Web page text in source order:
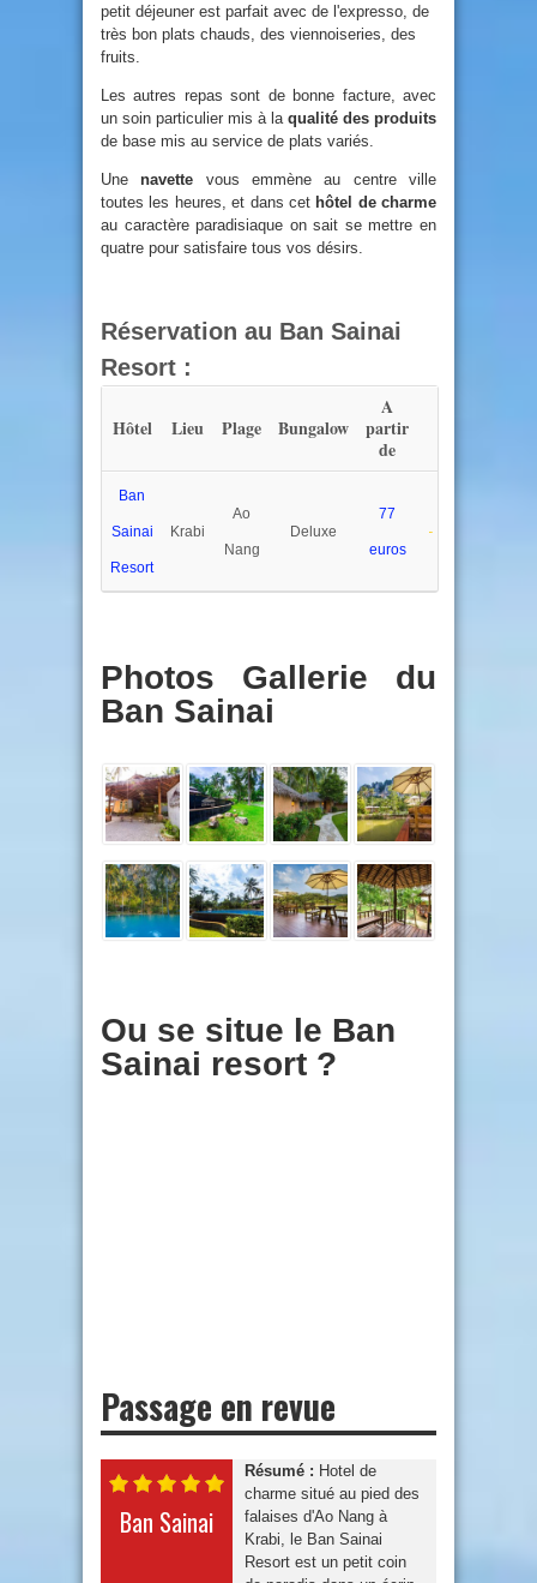
petit déjeuner est parfait avec de l'expresso, de
très bon plats chauds, des viennoiseries, des
fruits.
Les autres repas sont de bonne facture, avec
un soin particulier mis à la qualité des produits
de base mis au service de plats variés.
Unenavette vous emmène au centre ville
toutes les heures, et dans cet hôtel de charme
au caractère paradisiaque on sait se mettre en
quatre pour satisfaire tous vos désirs.
Réservation au Ban Sainai
Resort :
Hôtel Lieu Plage Bungalow
A
partir
de
Ban
Sainai
Resort
Krabi
Ao
Nang
Deluxe
77
euros
Photos Gallerie du
Ban Sainai
Ou se situe le Ban
Sainai resort ?
Passage en revue
Ban Sainai
Résumé : Hotel de
charme situé au pied des
falaises d'Ao Nang à
Krabi, le Ban Sainai
Resort est un petit coin